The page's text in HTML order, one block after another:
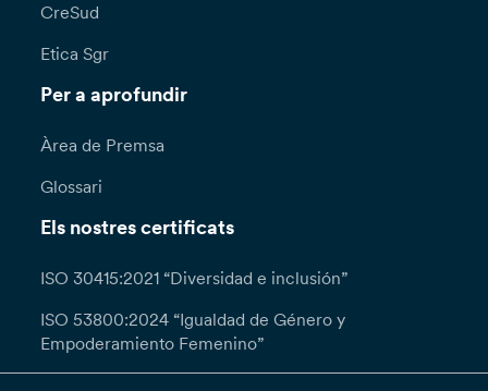
CreSud
Etica Sgr
Per a aprofundir
Àrea de Premsa
Glossari
Els nostres certificats
ISO 30415:2021 “Diversidad e inclusión”
ISO 53800:2024 “Igualdad de Género y
Empoderamiento Femenino”